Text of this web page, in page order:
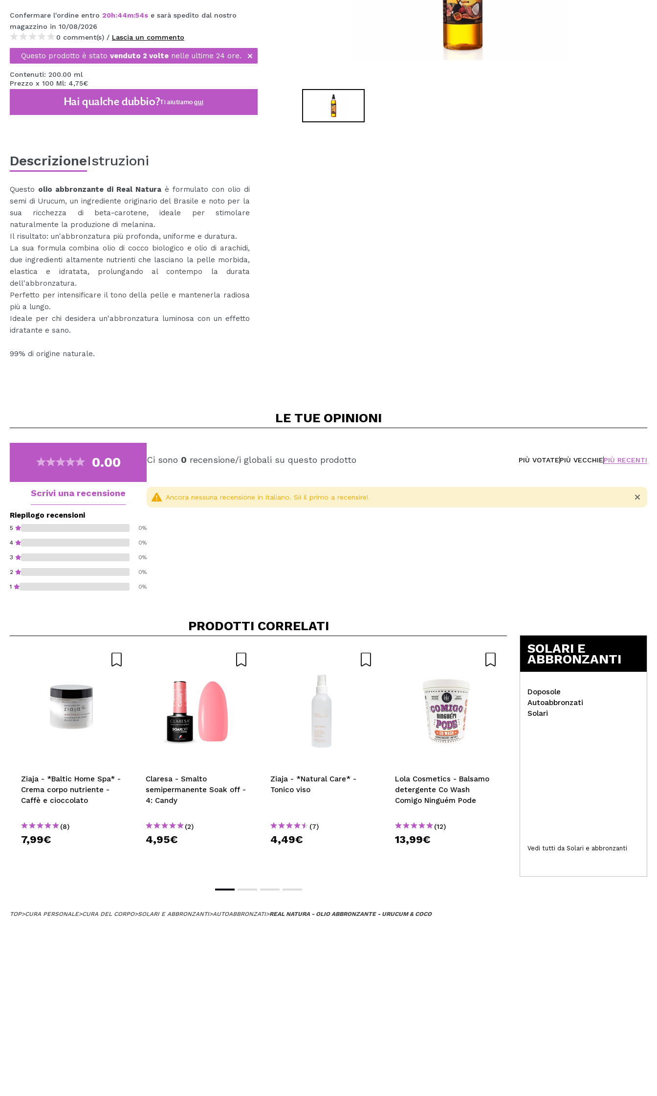
MAQUIFARMA
KOREA ZONE
TRAVEL SIZE
NATURE
SPECIALE
PROSSIMAMENTE
CREARE UN ACCOUNT
Confermare l'ordine entro 20h:44m:53se sarà spedito dal nostro
magazzino in 10/08/2026
0 comment(s) / Lascia un commento
Questo prodotto è stato venduto 2 volte nelle ultime 24 ore.
Contenuti: 200.00 ml
Prezzo x 100 Ml: 4,75€
Hai qualche dubbio?Ti aiutiamoqui
DescrizioneIstruzioni
Questo olio abbronzante di Real Natura è formulato con olio di
semi di Urucum, un ingrediente originario del Brasile e noto per la
sua ricchezza di beta-carotene, ideale per stimolare
naturalmente la produzione di melanina.
Il risultato: un'abbronzatura più profonda, uniforme e duratura.
La sua formula combina olio di cocco biologico e olio di arachidi,
due ingredienti altamente nutrienti che lasciano la pelle morbida,
elastica e idratata, prolungando al contempo la durata
dell'abbronzatura.
Perfetto per intensificare il tono della pelle e mantenerla radiosa
più a lungo.
Ideale per chi desidera un'abbronzatura luminosa con un effetto
idratante e sano.
99% di origine naturale.
LE TUE OPINIONI
0.00
Scrivi una recensione
Riepilogo recensioni
5 0%
4 0%
3 0%
2 0%
1 0%
Ci sono 0 recensione/i globali su questo prodotto PIÙ VOTATEPIÙ VECCHIEPIÙ RECENTI
Ancora nessuna recensione in italiano. Sii il primo a recensire!
PRODOTTI CORRELATI
Ziaja - *Baltic Home Spa* -
Crema corpo nutriente -
Caffè e cioccolato
(8)
7,99€
Claresa - Smalto
semipermanente Soak off -
4: Candy
(2)
4,95€
Ziaja - *Natural Care* -
Tonico viso
(7)
4,49€
Lola Cosmetics - Balsamo
detergente Co Wash
Comigo Ninguém Pode
(12)
13,99€
SOLARI E
ABBRONZANTI
Doposole
Autoabbronzati
Solari
Vedi tutti da Solari e abbronzanti
TOP>CURA PERSONALE>CURA DEL CORPO>SOLARI E ABBRONZANTI>AUTOABBRONZATI>REAL NATURA - OLIO ABBRONZANTE - URUCUM & COCO